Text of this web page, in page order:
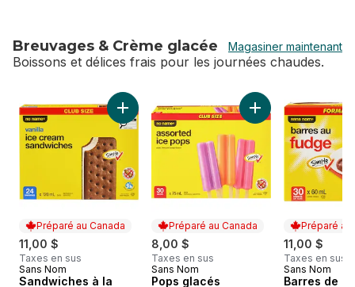
Breuvages & Crème glacée Magasiner maintenant
Boissons et délices frais pour les journées chaudes.
sauter Breuvages & Crème glacée
Préparé au Canada
11,00 $
Taxes en sus
Préparé au Canada
Sans Nom
Sandwiches à la
Ajouter Sandwiches à la crème glacée à la
Préparé au Canada
8,00 $
Taxes en sus
Préparé au Canada
Sans Nom
Pops glacés
Ajouter Pops
Préparé au
11,00 $
Taxes en sus
Préparé au
Sans Nom
Barres de